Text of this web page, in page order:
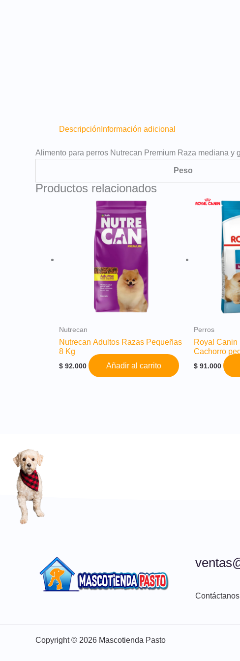
Descripción Información adicional
Alimento para perros Nutrecan Premium Raza mediana y
Peso
Productos relacionados
Nutrecan
Nutrecan Adultos Razas Pequeñas
8 Kg
$ 92.000 Añadir al carrito
Perros
Royal Canin
Cachorro
$ 91.000
Contáctanos
Copyright © 2026 Mascotienda Pasto